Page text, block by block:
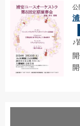
公
♪